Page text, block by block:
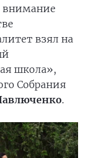
внимание
взял на
школа»,
Собрания
.